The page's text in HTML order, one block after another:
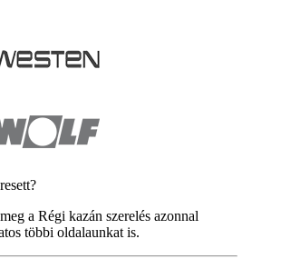
a Régi kazán szerelés azonnal
többi oldalaunkat is.